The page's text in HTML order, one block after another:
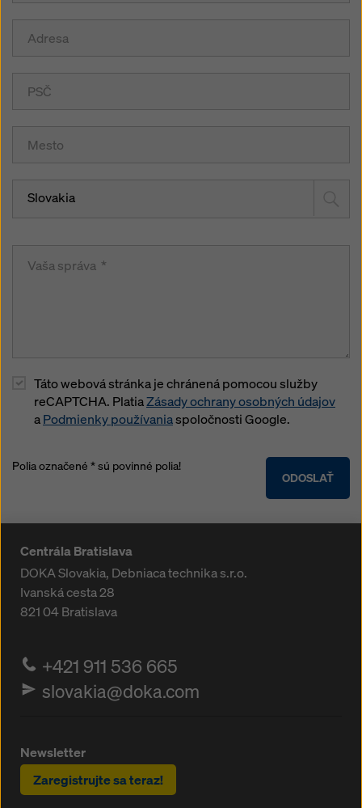
Slovakia
Táto webová stránka je chránená pomocou služby
reCAPTCHA. PlatiaZásady ochrany osobných údajov
aPodmienky používaniaspoločnosti Google.
ODOSLAŤ
Polia označené * sú povinné polia!
Centrála Bratislava
DOKA Slovakia, Debniaca technika s.r.o.
Ivanská cesta 28
821 04Bratislava
+421 911 536 665
slovakia@doka.com
Newsletter
Zaregistrujte sa teraz!